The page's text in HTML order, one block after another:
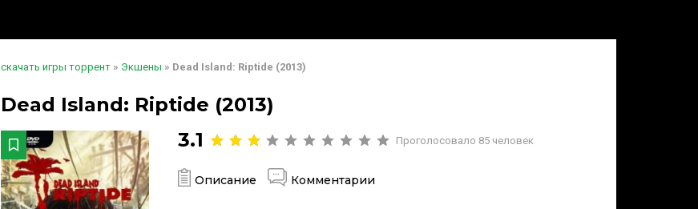
скачать игры торрент » Экшены » Dead Island: Riptide (2013)
Dead Island: Riptide (2013)
3.1
Проголосовало 85 человек
Описание Комментарии